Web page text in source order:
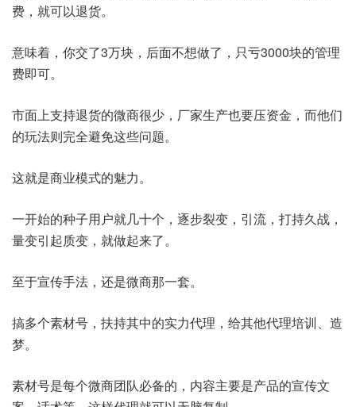
费，就可以退货。
意味着，你交了3万块，后面不想做了，只亏3000块的管理
费即可。
市面上支持退货的微商很少，厂家生产也要压资金，而他们
的玩法则完全避免这些问题。
这就是商业模式的魅力。
一开始的种子用户就几十个，逐步裂变，引流，打持久战，
量变引起质变，就做起来了。
至于宣传手法，还是微商那一套。
搞多个素材号，扶持其中的实力代理，给其他代理培训、造
梦。
素材号是每个微商团队必备的，内容主要是产品的宣传文